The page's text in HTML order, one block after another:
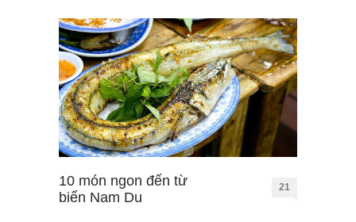
10 món ngon đến từ
biển Nam Du
21